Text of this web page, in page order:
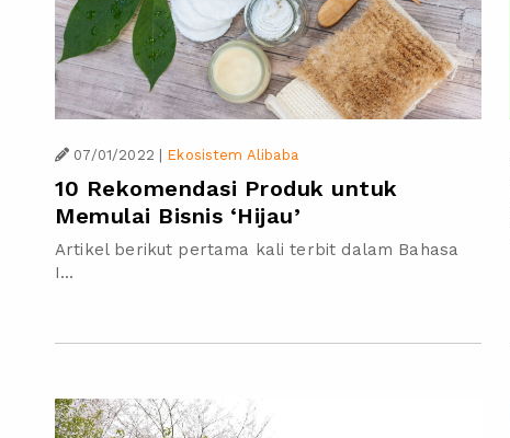
07/01/2022 Ekosistem Alibaba
10 Rekomendasi Produk untuk
Memulai Bisnis ‘Hijau’
Artikel berikut pertama kali terbit dalam Bahasa
I...